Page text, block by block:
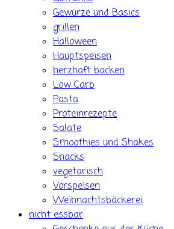
Gewürze und Basics
grillen
Halloween
Hauptspeisen
herzhaft backen
Low Carb
Pasta
Proteinrezepte
Salate
Smoothies und Shakes
Snacks
vegetarisch
Vorspeisen
Weihnachtsbäckerei
nicht essbar